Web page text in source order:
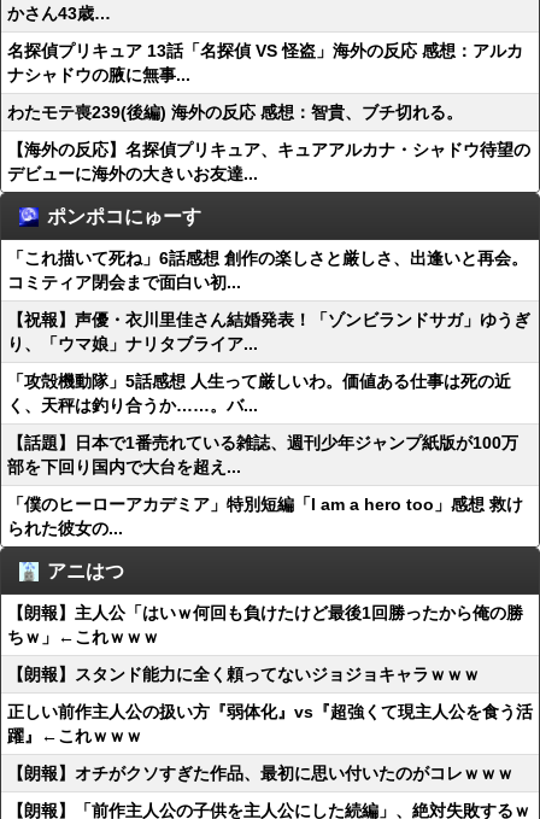
かさん43歳…
名探偵プリキュア 13話「名探偵 VS 怪盗」海外の反応 感想：アルカ
ナシャドウの腋に無事...
わたモテ喪239(後編) 海外の反応 感想：智貴、ブチ切れる。
【海外の反応】名探偵プリキュア、キュアアルカナ・シャドウ待望の
デビューに海外の大きいお友達...
ポンポコにゅーす
「これ描いて死ね」6話感想 創作の楽しさと厳しさ、出逢いと再会。
コミティア閉会まで面白い初...
【祝報】声優・衣川里佳さん結婚発表！「ゾンビランドサガ」ゆうぎ
り、「ウマ娘」ナリタブライア...
「攻殻機動隊」5話感想 人生って厳しいわ。価値ある仕事は死の近
く、天秤は釣り合うか……。バ...
【話題】日本で1番売れている雑誌、週刊少年ジャンプ紙版が100万
部を下回り国内で大台を超え...
「僕のヒーローアカデミア」特別短編「I am a hero too」感想 救け
られた彼女の...
アニはつ
【朗報】主人公「はいｗ何回も負けたけど最後1回勝ったから俺の勝
ちｗ」←これｗｗｗ
【朗報】スタンド能力に全く頼ってないジョジョキャラｗｗｗ
正しい前作主人公の扱い方『弱体化』vs『超強くて現主人公を食う活
躍』←これｗｗｗ
【朗報】オチがクソすぎた作品、最初に思い付いたのがコレｗｗｗ
【朗報】「前作主人公の子供を主人公にした続編」、絶対失敗するｗ